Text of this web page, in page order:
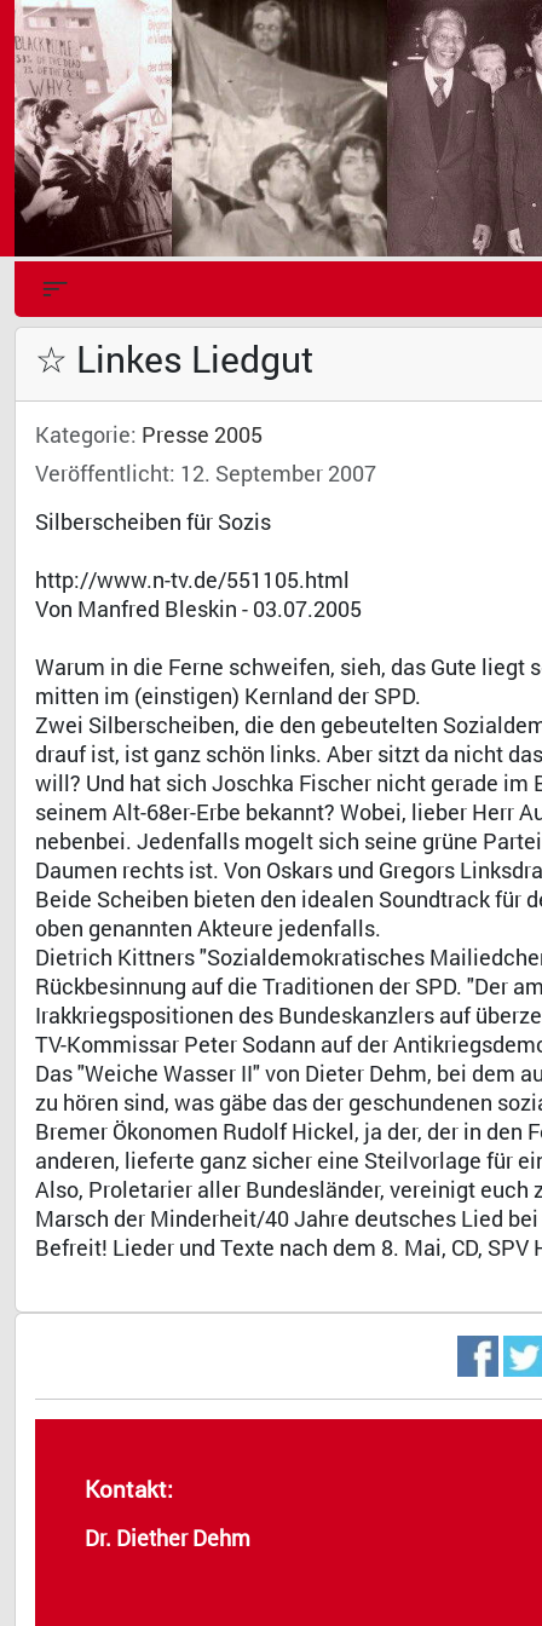
☆ Linkes Liedgut
Kategorie: Presse 2005
Veröffentlicht: 12. September 2007
Silberscheiben für Sozis
http://www.n-tv.de/551105.html
Von Manfred Bleskin - 03.07.2005
Warum in die Ferne schweifen, sieh, das Gute liegt
mitten im (einstigen) Kernland der SPD.
Zwei Silberscheiben, die den gebeutelten
drauf ist, ist ganz schön links. Aber sitzt da nicht
will? Und hat sich Joschka Fischer nicht gerade
seinem Alt-68er-Erbe bekannt? Wobei, lieber Herr
nebenbei. Jedenfalls mogelt sich seine grüne
Daumen rechts ist. Von Oskars und Gregors
Beide Scheiben bieten den idealen Soundtrack für
oben genannten Akteure jedenfalls.
Dietrich Kittners "Sozialdemokratisches
Rückbesinnung auf die Traditionen der SPD. "Der
Irakkriegspositionen des Bundeskanzlers auf
TV-Kommissar Peter Sodann auf der
Das "Weiche Wasser II" von Dieter Dehm, bei dem
zu hören sind, was gäbe das der geschundenen
Bremer Ökonomen Rudolf Hickel, ja der, der in
anderen, lieferte ganz sicher eine Steilvorlage für
Also, Proletarier aller Bundesländer, vereinigt euch
Marsch der Minderheit/40 Jahre deutsches Lied
Befreit! Lieder und Texte nach dem 8. Mai, CD, SPV
Kontakt:
Dr. Diether Dehm